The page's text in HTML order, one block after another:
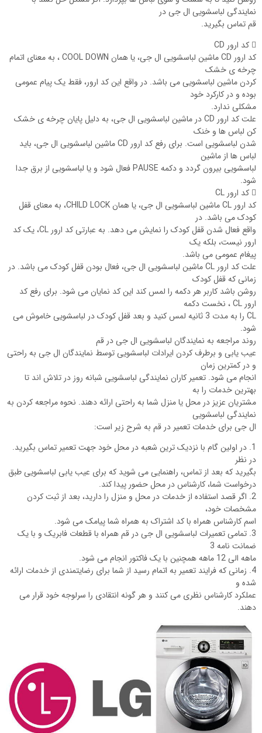
نمایندگی لباسشویی ال جی در
قم تماس بگیرید.
 کد ارور CD
کد ارور CD ماشین لباسشویی ال جی، یا همان COOL DOWN ، به معنای اتمام
چرخه ی خشک
کردن ماشین لباسشویی می باشد. در واقع این کد ارور، فقط یک پیام عمومی
بوده و در کارکرد خود
مشکلی ندارد.
علت کد ارور CD در ماشین لباسشویی ال جی، به دلیل پایان چرخه ی خشک
کن لباس ها و خنک
شدن لباسشویی است. برای رفع کد ارور CD ماشین لباسشویی ال جی، باید
لباس ها از ماشین
لباسشویی بیرون گردد و دکمه PAUSE فعال شود و یا لباسشویی از برق جدا
شود.
 کد ارور CL
کد ارور CL ماشین لباسشویی ال جی، یا همان CHILD LOCK، به معنای قفل
کودک می باشد. در
واقع فعال شدن قفل کودک را نمایش می دهد. به عبارتی کد ارور CL، یک کد
ارور نیست، بلکه یک
پیغام عمومی می باشد.
علت کد ارور CL ماشین لباسشویی ال جی، فعال بودن قفل کودک می باشد. در
زمانی که قفل کودک
روشن باشد کاربر هر دکمه را لمس کند این کد نمایان می شود. برای رفع کد
ارور CL ، نخست دکمه
CL را به مدت 3 ثانیه لمس کنید و بعد قفل کودک در لباسشویی خاموش می
شود.
روند مراجعه به نمایندگان لباسشویی ال جی در قم
عیب یابی و برطرف کردن ایرادات لباسشویی توسط نمایندگان ال جی به راحتی
و در کمترین زمان
انجام می شود. تعمیر کاران نمایندگی لباسشویی شبانه روز در تلاش اند تا
بهترین خدمات را به
مشتریان عزیز در محل یا منزل شما به راحتی ارائه دهند. نحوه مراجعه کردن به
نمایندگی لباسشویی
ال جی برای خدمات تعمیر در قم به شرح زیر است:
1. در اولین گام با نزدیک ترین شعبه در محل خود جهت تعمیر تماس بگیرید.
در نظر
بگیرید که بعد از تماس، راهنمایی می شوید که برای عیب یابی لباسشویی طبق
درخواست شما، کارشناس در محل حضور پیدا کند.
2. اگر قصد استفاده از خدمات در محل و منزل را دارید، بعد از ثبت کردن
مشخصات خود،
اسم کارشناس همراه با کد اشتراک به همراه شما پیامک می شود.
3. تمامی تعمیرات لباسشویی ال جی در قم همراه با قطعات فابریک و با یک
ضمانت نامه 3
ماهه الی 12 ماهه همچنین با یک فاکتور انجام می شود.
4. زمانی که فرایند تعمیر به اتمام رسید از شما برای رضایتمندی از خدمات ارائه
شده و
عملکرد کارشناس نظری می کنند و هر گونه انتقادی را سرلوجه خود قرار می
دهند.